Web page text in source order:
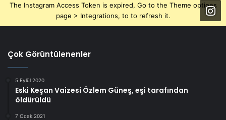
The Instagram Access Token is expired, Go to the Theme options
page > Integrations, to to refresh it.
Çok Görüntülenenler
5 Eylül 2020
Eski Keşan Vaizesi Özlem Güneş, eşi tarafından
öldürüldü
7 Ocak 2021